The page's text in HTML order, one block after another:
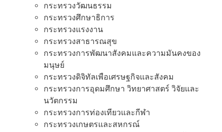
กระทรวงวัฒนธรรม
กระทรวงศึกษาธิการ
กระทรวงแรงงาน
กระทรวงสาธารณสุข
กระทรวงการพัฒนาสังคมและความมันคงของ
มนุษย์
กระทรวงดิจิทัลเพือเศรษฐกิจและสังคม
กระทรวงการอุดมศึกษา วิทยาศาสตร์ วิจัยและ
นวัตกรรม
กระทรวงการท่องเทียวและกีฬา
กระทรวงเกษตรและสหกรณ์